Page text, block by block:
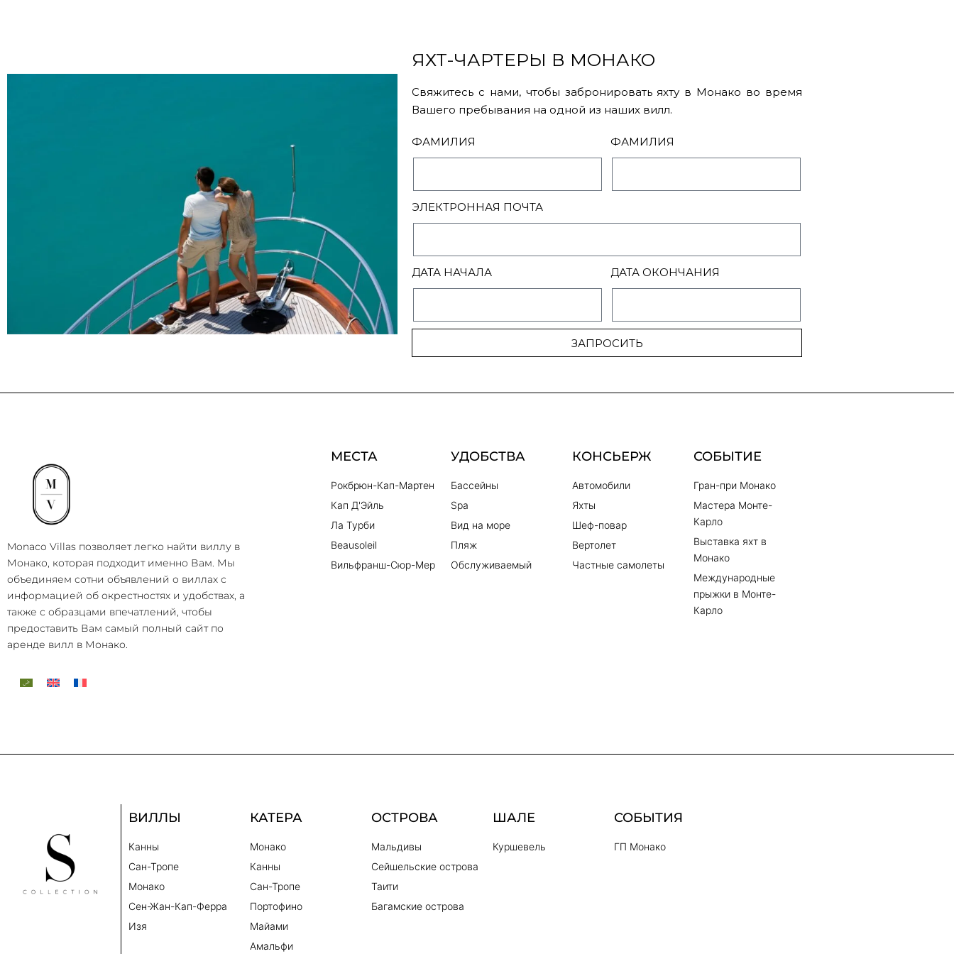
ЯХТ-ЧАРТЕРЫ В МОНАКО
Свяжитесь с нами, чтобы забронировать яхту в Монако во время
Вашего пребывания на одной из наших вилл.
ФАМИЛИЯ ФАМИЛИЯ
ЭЛЕКТРОННАЯ ПОЧТА
ДАТА НАЧАЛА ДАТА ОКОНЧАНИЯ
ЗАПРОСИТЬ
Monaco Villas позволяет легко найти виллу в
Монако, которая подходит именно Вам. Мы
объединяем сотни объявлений о виллах с
информацией об окрестностях и удобствах, а
также с образцами впечатлений, чтобы
предоставить Вам самый полный сайт по
аренде вилл в Монако.
МЕСТА
Рокбрюн-Кап-Мартен
Кап Д'Эйль
Ла Турби
Beausoleil
Вильфранш-Сюр-Мер
УДОБСТВА
Бассейны
Spa
Вид на море
Пляж
Обслуживаемый
КОНСЬЕРЖ
Автомобили
Яхты
Шеф-повар
Вертолет
Частные самолеты
СОБЫТИЕ
Гран-при Монако
Мастера Монте-
Карло
Выставка яхт в
Монако
Международные
прыжки в Монте-
Карло
ВИЛЛЫ
Канны
Сан-Тропе
Монако
Сен-Жан-Кап-Ферра
Изя
КАТЕРА
Монако
Канны
Сан-Тропе
Портофино
Майами
Амальфи
ОСТРОВА
Мальдивы
Сейшельские острова
Таити
Багамские острова
ШАЛЕ
Куршевель
СОБЫТИЯ
ГП Монако